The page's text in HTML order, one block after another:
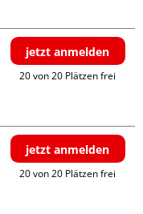
jetzt anmelden
20 von 20 Plätzen frei
jetzt anmelden
20 von 20 Plätzen frei